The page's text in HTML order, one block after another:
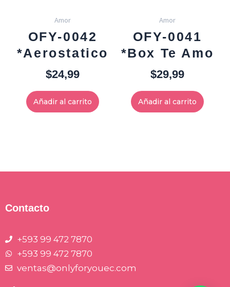
Amor
OFY-0042
*Aerostatico
$24,99
Añadir al carrito
Amor
OFY-0041
*Box Te Amo
$29,99
Añadir al carrito
Contacto
+593 99 472 7870
+593 99 472 7870
ventas@onlyforyouec.com